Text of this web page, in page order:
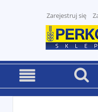
Zarejestruj się